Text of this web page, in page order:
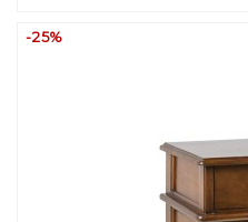
-25%